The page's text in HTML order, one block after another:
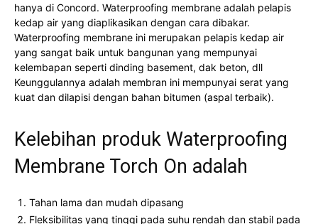
hanya di Concord. Waterproofing membrane adalah pelapis
kedap air yang diaplikasikan dengan cara dibakar.
Waterproofing membrane ini merupakan pelapis kedap air
yang sangat baik untuk bangunan yang mempunyai
kelembapan seperti dinding basement, dak beton, dll
Keunggulannya adalah membran ini mempunyai serat yang
kuat dan dilapisi dengan bahan bitumen (aspal terbaik).
Kelebihan produk Waterproofing
Membrane Torch On adalah
Tahan lama dan mudah dipasang
Fleksibilitas yang tinggi pada suhu rendah dan stabil pada